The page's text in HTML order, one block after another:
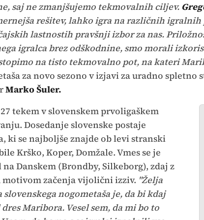
saj ne zmanjšujemo tekmovalnih ciljev.
rešitev, lahko igra na različnih
lastnostih pravšnji izbor za nas.
igralca brez odškodnine, smo morali
na tisto tekmovalno pot, na kateri
za novo sezono v izjavi za uradno
Marko Šuler.
tekem v slovenskem prvoligaškem
Dosedanje slovenske postaje
ki se najboljše znajde ob levi stranski
Krško, Koper, Domžale. Vmes se je
Danskem (Brondby, Silkeborg), zdaj z
začenja vijolični izziv. "Želja
slovenskega nogometaša je, da bi kdaj
Maribora. Vesel sem, da mi bo to